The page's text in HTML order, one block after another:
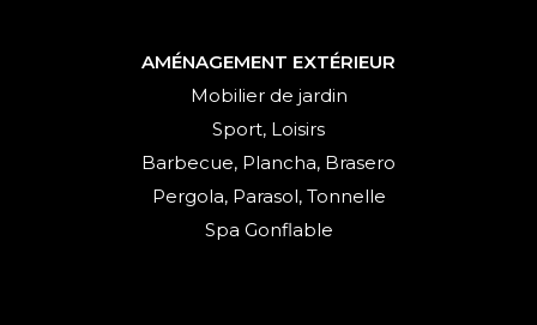
AMÉNAGEMENT EXTÉRIEUR
Mobilier de jardin
Sport, Loisirs
Barbecue, Plancha, Brasero
Pergola, Parasol, Tonnelle
Spa Gonflable